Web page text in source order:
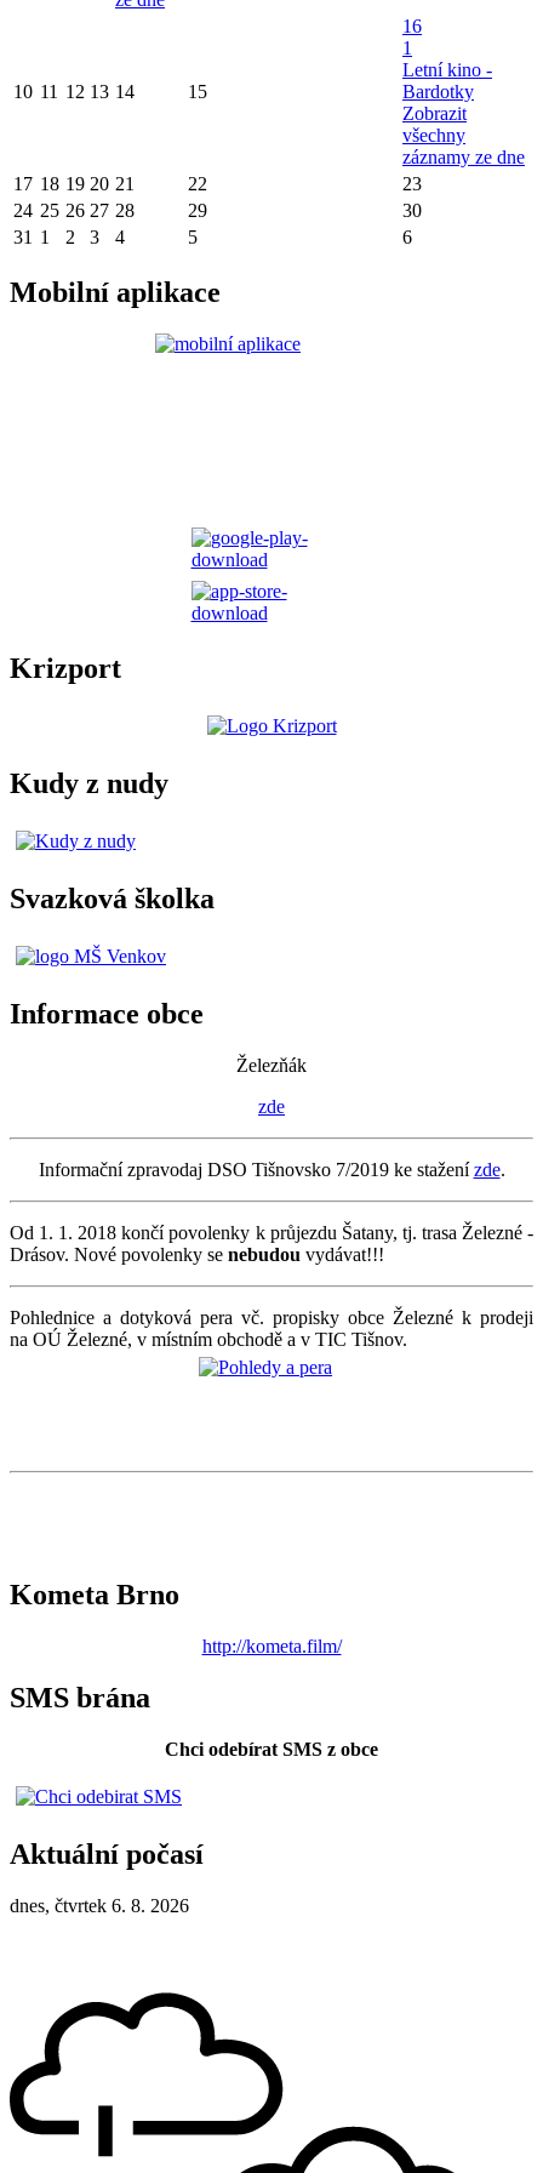
10 11 12 13 14 15
16
1
Letní kino -
Bardotky
Zobrazit
všechny
záznamy ze dne
17 18 19 20 21 22
23
24 25 26 27 28 29
30
31 1 2 3 4 5 6
Mobilní aplikace
Krizport
Kudy z nudy
Svazková školka
Informace obce
Železňák
zde
Informační zpravodaj DSO Tišnovsko 7/2019 ke staženízde.
Od 1. 1. 2018 končí povolenky k průjezdu Šatany, tj. trasa Železné -
Drásov. Nové povolenky se nebudou vydávat!!!
Pohlednice a dotyková pera vč. propisky obce Železné k prodeji
na OÚ Železné, v místním obchodě a v TIC Tišnov.
Kometa Brno
http://kometa.film/
SMS brána
Chci odebírat SMS z obce
Aktuální počasí
dnes, čtvrtek 6. 8. 2026